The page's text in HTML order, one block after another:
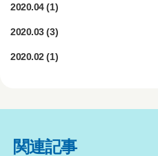
2020.04(1)
2020.03(3)
2020.02(1)
関連記事